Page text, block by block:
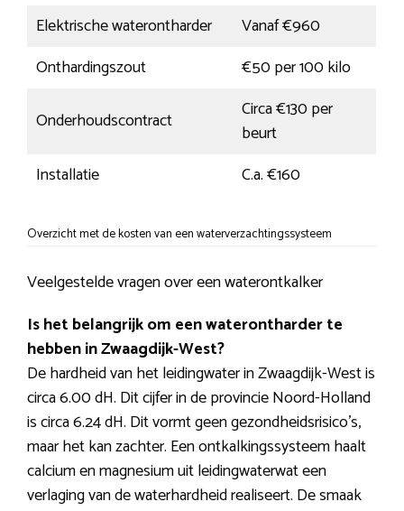
Elektrische waterontharder
Vanaf €960
Onthardingszout
€50 per 100 kilo
Onderhoudscontract
Circa €130 per
beurt
Installatie
C.a. €160
Overzicht met de kosten van een waterverzachtingssysteem
Veelgestelde vragen over een waterontkalker
Is het belangrijk om een waterontharder te
hebben in Zwaagdijk-West?
De hardheid van het leidingwater in Zwaagdijk-West is
circa 6.00 dH. Dit cijfer in de provincie Noord-Holland
is circa 6.24 dH. Dit vormt geen gezondheidsrisico’s,
maar het kan zachter. Een ontkalkingssysteem haalt
calcium en magnesium uit leidingwaterwat een
verlaging van de waterhardheid realiseert. De smaak